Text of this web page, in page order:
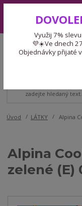
7. – 9. 8. 2026
Expedice 775 866 913
Po-Čt 9-15:30 Pá 9-14:30
Úvod LÁTKY Alpina
Alpina
zelené (E)
Využij 7%
💜☀️Ve dnech
Objednávky přijaté